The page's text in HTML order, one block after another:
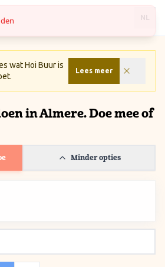
content
wat Hoi Buur is
Lees meer
in Almere. Doe mee of
Minder opties